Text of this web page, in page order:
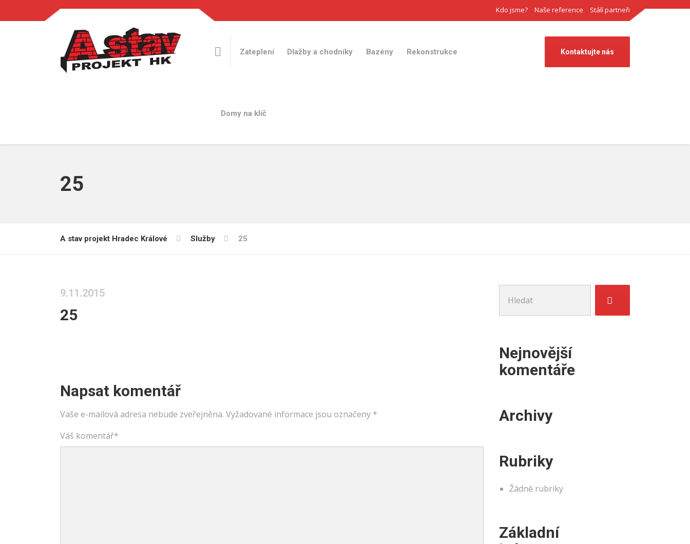
Kdo jsme? Naše reference Stálí partneři
Zateplení Dlažby a chodníky Bazény Rekonstrukce
Domy na klíč
Kontaktujte nás
25
A stav projekt Hradec Králové Služby 25
9.11.2015
25
Napsat komentář
Vaše e-mailová adresa nebude zveřejněna. Vyžadované informace jsou označeny *
Váš komentář*
Nejnovější
komentáře
Archivy
Rubriky
Žádné rubriky
Základní